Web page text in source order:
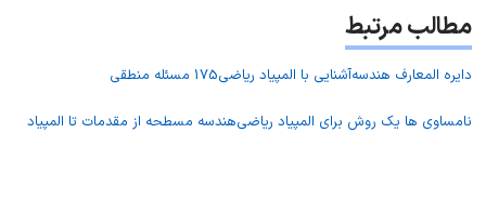
مطالب مرتبط
دایره المعارف هندسهآشنایی با المپیاد ریاضی175 مسئله منطقی
نامساوی ها یک روش برای المپیاد ریاضیهندسه مسطحه از مقدمات تا المپیاد